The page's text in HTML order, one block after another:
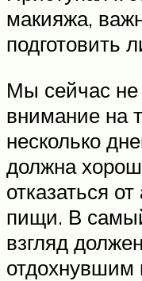
макияжа,
подготовить
Мы сейчас не
внимание на
несколько
должна
отказаться
пищи. В
взгляд
отдохнувшим